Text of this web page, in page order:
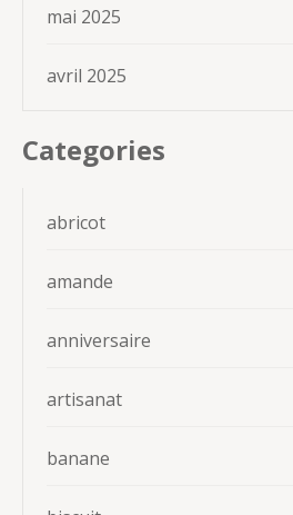
mai 2025
avril 2025
Categories
abricot
amande
anniversaire
artisanat
banane